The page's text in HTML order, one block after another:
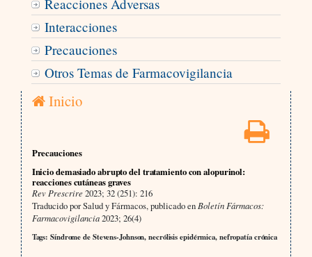
Reacciones Adversas
Interacciones
Precauciones
Otros Temas de Farmacovigilancia
Inicio
Precauciones
Inicio demasiado abrupto del tratamiento con alopurinol:
reacciones cutáneas graves
Rev Prescrire2023; 32 (251): 216
Traducido por Salud y Fármacos, publicado en Boletín Fármacos:
Farmacovigilancia2023; 26(4)
Tags: Síndrome de Stevens-Johnson, necrólisis epidérmica, nefropatía crónica